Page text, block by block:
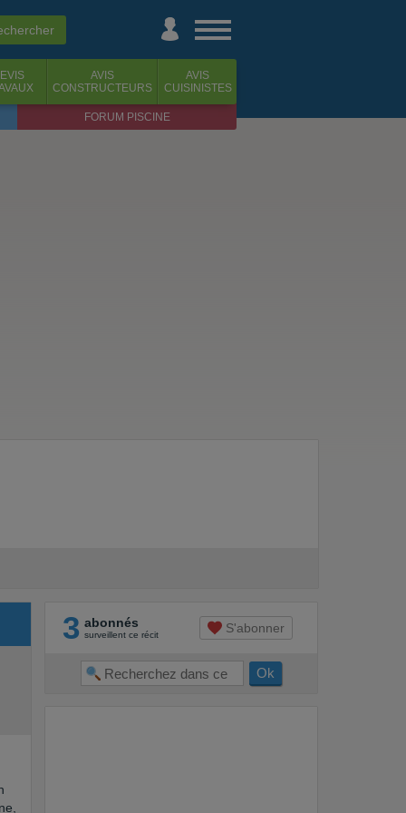
AVIS
CONSTRUCTEURS
AVIS
CUISINISTES
FORUM PISCINE
3 abonnés
surveillent ce récit S'abonner